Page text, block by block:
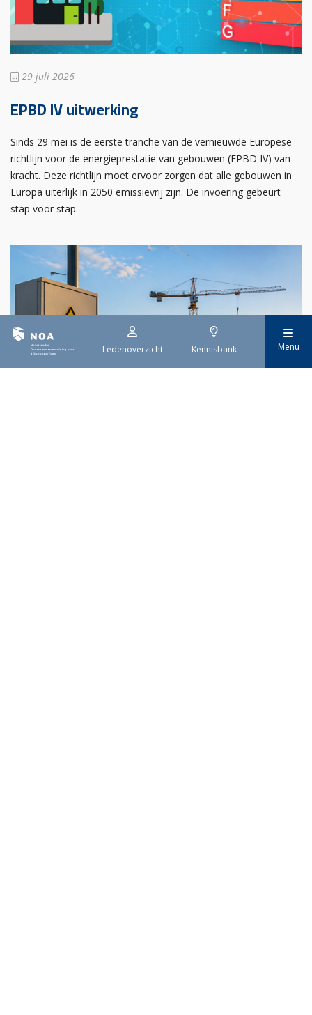
Ledenoverzicht Kennisbank Menu
29 juli 2026
EPBD IV uitwerking
Sinds 29 mei is de eerste tranche van de vernieuwde Europese
richtlijn voor de energieprestatie van gebouwen (EPBD IV) van
kracht. Deze richtlijn moet ervoor zorgen dat alle gebouwen in
Europa uiterlijk in 2050 emissievrij zijn. De invoering gebeurt
stap voor stap.